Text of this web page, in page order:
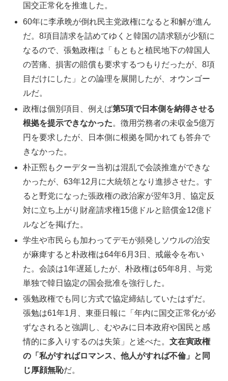
国交正常化を推進した。
60年に李承晩が倒れ民主党政権になると和解が進ん
だ。8項目請求を詰めてゆくと韓国の請求額が少額に
なるので、張勉政権は「もともと植民地下の韓国人
の苦痛、損害の賠償も要求するつもりだったが、8項
目だけにした」との論理を展開したが、オウンゴー
ルだ。
政権は個別項目、例えば第5項で日本側を納得させる
根拠を提示できなかった。徴用労務者の未収金5億万
円を要求したが、日本側に根拠を聞かれても答弁で
きなかった。
朴正煕もクーデター当初は混乱で会談推進ができな
かったが、63年12月に大統領となり進捗させた。す
ると野党になった張政権の政治家が翌年3月、協定反
対に立ち上がり財産請求権15億ドルと賠償金12億ド
ルなどを掲げた。
学生や市民らも加わってデモが頻発しソウルの治安
が麻痺すると朴政権は64年6月3日、戒厳令を布い
た。会談は1年遅延したが、朴政権は65年8月、与党
単独で韓日協定の国会批准を強行した。
張勉政権でも同じ方式で協定締結していたはずだ。
張勉は61年1月、東亜日報に「年内に国交正常化が必
ずなされると強調し、むやみに日本政府や国民と感
情的に多入りするのは失策」と述べた。文在寅政権
の「私がすればロマンス、他人がすれば不倫」と同
じ厚顔無恥だ。